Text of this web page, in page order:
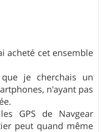
acheté cet ensemble
je cherchais un
n'ayant pas
GPS de Navgear
peut quand même